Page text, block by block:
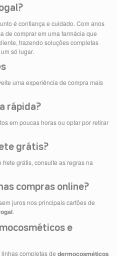
é confiança e cuidado. Com anos
de comprar em uma farmácia que
trazendo soluções completas
só lugar.
uma experiência de compra mais
rápida?
em poucas horas ou optar por retirar
grátis?
grátis, consulte as regras na
compras online?
juros nos principais cartões de
.
e
completas de dermocosméticos